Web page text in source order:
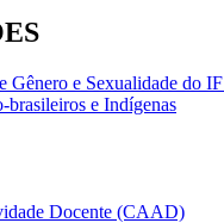
Gênero e Sexualidade do
e Indígenas
Docente (CAAD)